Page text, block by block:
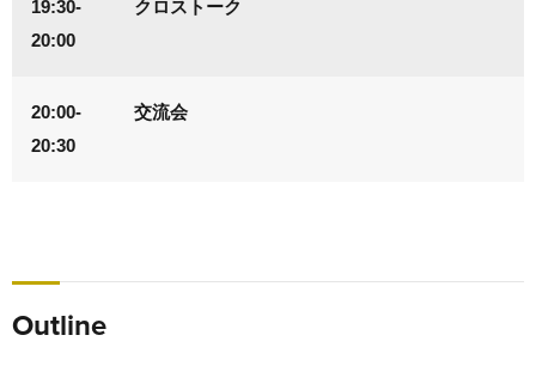
19:30-
20:00
クロストーク
20:00-
20:30
交流会
Outline